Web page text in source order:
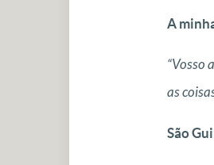
A
“Vosso
as
São